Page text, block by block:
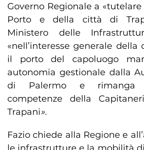
Governo Regionale a
Porto e della città di
Ministero delle
«nell’interesse generale della
il porto del capoluogo
autonomia gestionale dalla
di Palermo e rimanga
competenze della
Trapani».
Fazio chiede alla Regione e